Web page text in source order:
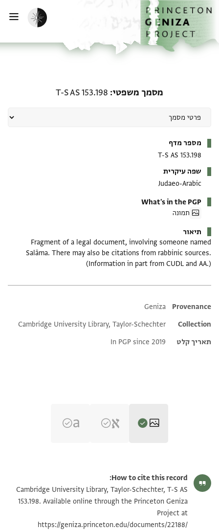
לתוכןהבית
הפעלת מצב כהה
מסמך משפטי T-S AS 153.198
מספר מדף
T-S AS 153.198
שפה עיקרית
Judaeo-Arabic
What's in the PGP
תמונה
תיאור
Fragment of a legal document, involving someone named
Salāma. There may also be citations from rabbinic sources.
(Information in part from CUDL and AA.)
Additional metadata
Provenance
Geniza
Collection
Cambridge University Library, Taylor-Schechter
תאריך קלט
In PGP since 2019
T-S AS 153.198 1v הגדל וסובב
תנאי היתר שימוש בתצלום
How to cite this record:
Cambridge University Library, Taylor-Schechter, T-S AS
153.198. Available online through the Princeton Geniza
Project at
https://geniza.princeton.edu/documents/22188/